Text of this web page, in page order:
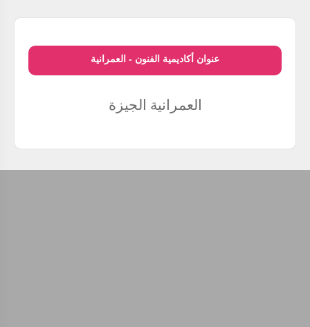
عنوان أكاديمية الفنون - العمرانية
العمرانية الجيزة